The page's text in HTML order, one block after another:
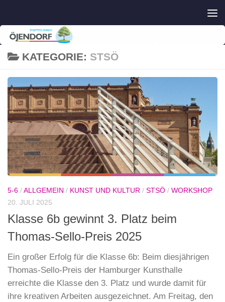
KATEGORIE: STSÖ
5-6 /ALLGEMEIN / KUNST UND KULTUR / STSÖ / WORKSHOP
20. JULI 2025
Klasse 6b gewinnt 3. Platz beim
Thomas-Sello-Preis 2025
Ein großer Erfolg für die Klasse 6b: Beim diesjährigen
Thomas-Sello-Preis der Hamburger Kunsthalle
erreichte die Klasse den 3. Platz und wurde damit für
ihre kreativen Arbeiten ausgezeichnet. Am Freitag, den